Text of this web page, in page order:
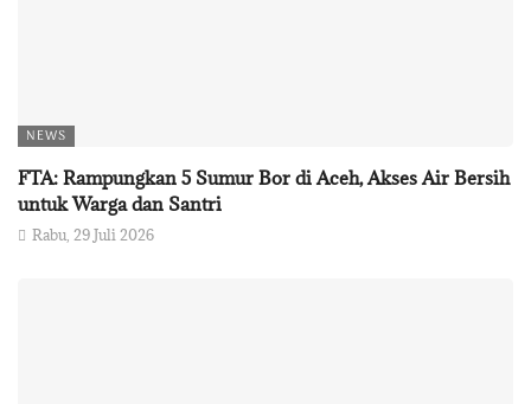
NEWS
FTA: Rampungkan 5 Sumur Bor di Aceh, Akses Air Bersih
untuk Warga dan Santri
Rabu, 29 Juli 2026